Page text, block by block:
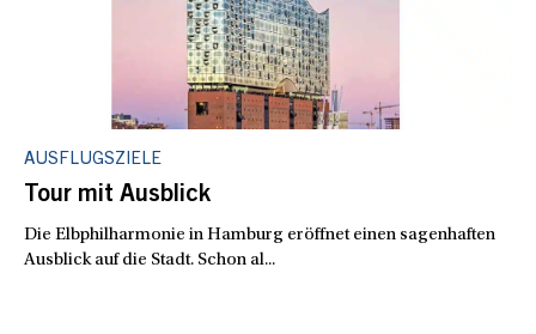
AUSFLUGSZIELE
Tour mit Ausblick
Die Elbphilharmonie in Hamburg eröffnet einen sagenhaften
Ausblick auf die Stadt. Schon al...